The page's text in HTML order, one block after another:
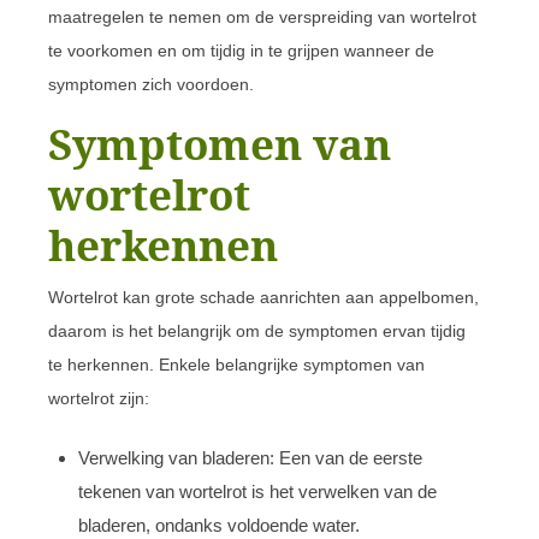
maatregelen te nemen om de verspreiding van wortelrot
te voorkomen en om tijdig in te grijpen wanneer de
symptomen zich voordoen.
Symptomen van
wortelrot
herkennen
Wortelrot kan grote schade aanrichten aan appelbomen,
daarom is het belangrijk om de symptomen ervan tijdig
te herkennen. Enkele belangrijke symptomen van
wortelrot zijn:
Verwelking van bladeren: Een van de eerste
tekenen van wortelrot is het verwelken van de
bladeren, ondanks voldoende water.